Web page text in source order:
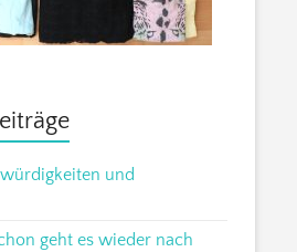
und
geht es wieder nach